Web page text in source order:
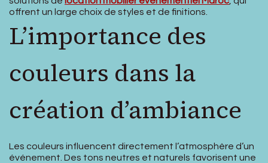
offrent un large choix de styles et de finitions.
L’importance des
couleurs dans la
création d’ambiance
Les couleurs influencent directement l’atmosphère d’un
événement. Des tons neutres et naturels favorisent une